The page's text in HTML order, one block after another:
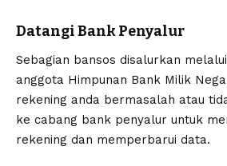
Datangi Bank Penyalur
Sebagian bansos disalurkan
anggota Himpunan Bank Milik
rekening anda bermasalah atau
ke cabang bank penyalur untuk
rekening dan memperbarui data.